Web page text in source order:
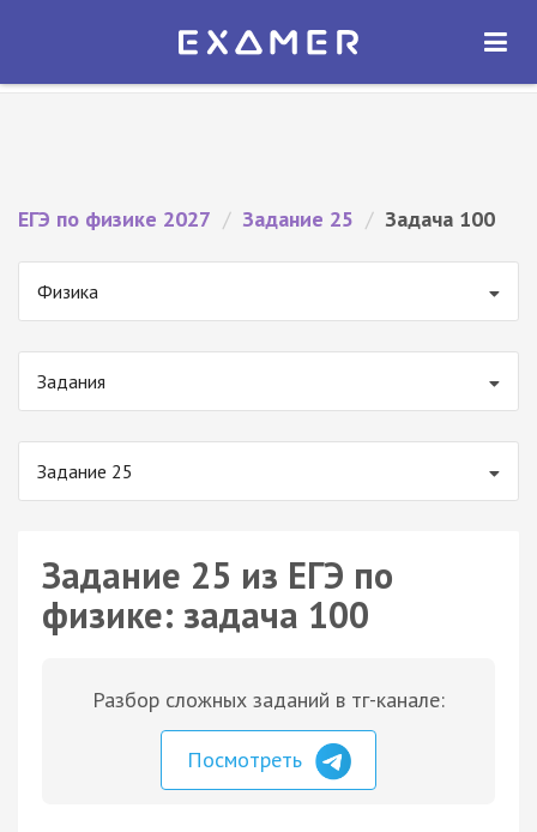
Экзамер — ЕГЭ 2027
ОТКРЫТЬ
ЕГЭ по физике 2027 / Задание 25 / Задача 100
Физика
Задания
Задание 25
Задание 25 из ЕГЭ по
физике: задача 100
Разбор сложных заданий в тг-канале:
Посмотреть